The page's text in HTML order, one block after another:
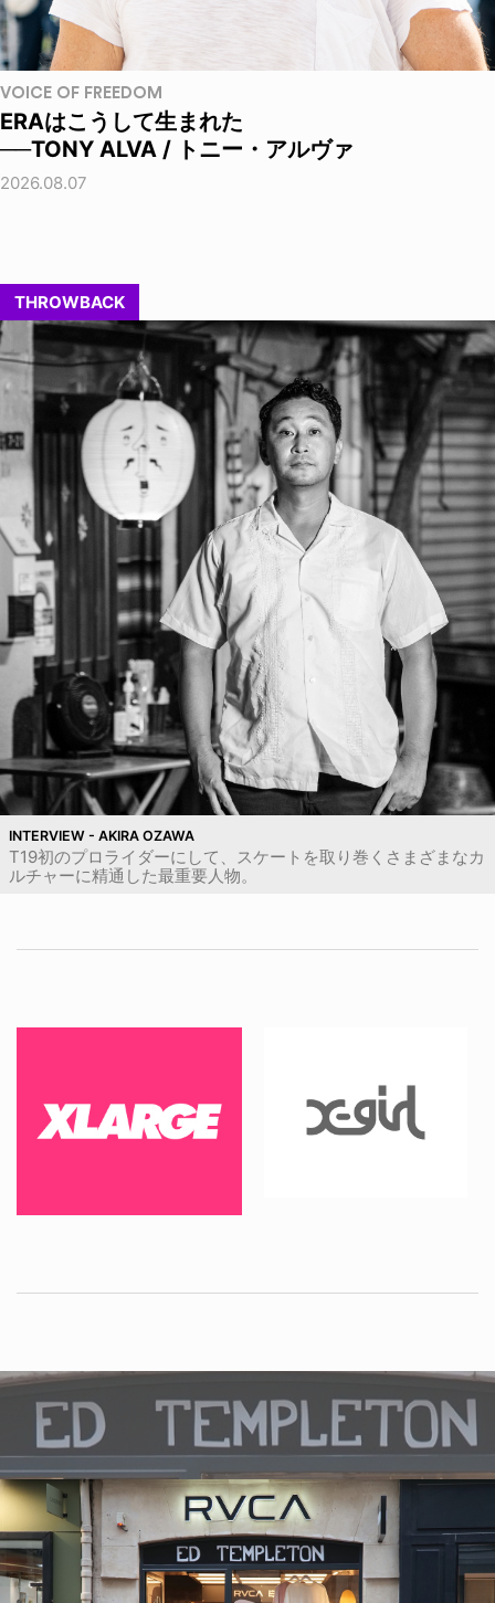
VOICE OF FREEDOM
ERAはこうして生まれた
──TONY ALVA / トニー・アルヴァ
2026.08.07
THROWBACK
INTERVIEW - AKIRA OZAWA
T19初のプロライダーにして、スケートを取り巻くさまざまなカ
ルチャーに精通した最重要人物。